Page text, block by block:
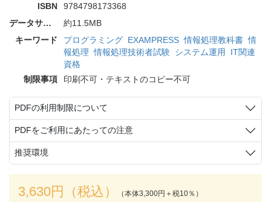
ISBN
9784798173368
データサイズ
約11.5MB
キーワード
プログラミング EXAMPRESS 情報処理教科書 情
報処理 情報処理技術者試験 システム運用
IT関連
資格
制限事項
印刷不可・テキストのコピー不可
PDFの利用制限について
PDFをご利用にあたっての注意
推奨環境
3,630円（税込） （本体3,300円＋税10％）